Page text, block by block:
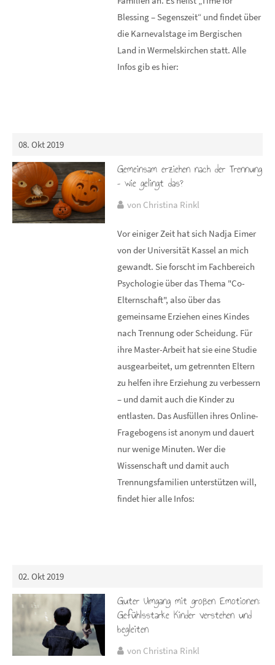
Blessing – Segenszeit“ und findet über
die Karnevalstage im Bergischen
Land in Wermelskirchen statt. Alle
Infos gib es hier:
08. Okt 2019
Gemeinsam erziehen nach der Trennung
– wie gelingt das?
von Christina Rinkl
Vor einiger Zeit hat sich Nadja Eimer
von der Universität Kassel an mich
gewandt. Sie forscht im Fachbereich
Psychologie über das Thema "Co-
Elternschaft", also über das
gemeinsame Erziehen eines Kindes
nach Trennung oder Scheidung. Für
ihre Master-Arbeit hat sie eine Studie
ausgearbeitet, um getrennten Eltern
zu helfen ihre Erziehung zu verbessern
– und damit auch die Kinder zu
entlasten. Das Ausfüllen ihres Online-
Fragebogens ist anonym und dauert
nur wenige Minuten. Wer die
Wissenschaft und damit auch
Trennungsfamilien unterstützen will,
findet hier alle Infos:
02. Okt 2019
Guter Umgang mit großen Emotionen:
Gefühlsstarke Kinder verstehen und
begleiten
von Christina Rinkl